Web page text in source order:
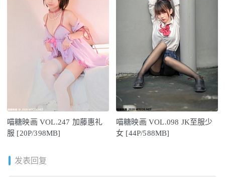
喵糖映画 VOL.247 加藤惠礼
服 [20P/398MB]
喵糖映画 VOL.098 JK至服少
女 [44P/588MB]
发表回复